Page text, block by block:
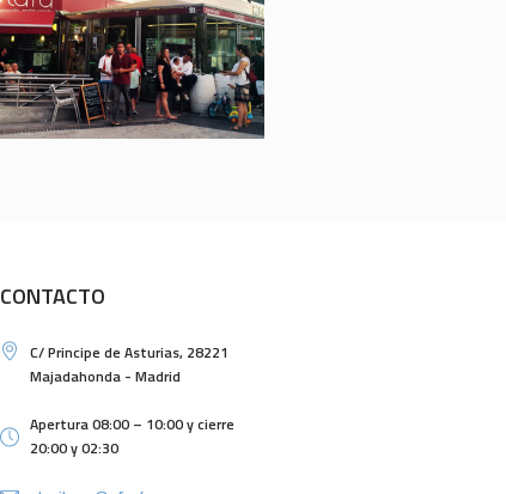
CONTACTO
C/ Principe de Asturias, 28221
Majadahonda - Madrid
Apertura 08:00 – 10:00 y cierre
20:00 y 02:30